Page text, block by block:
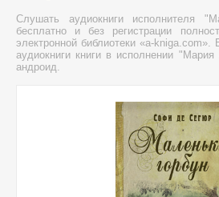
Слушать аудиокниги исполнителя
бесплатно и без регистрации
электронной библиотеки «a-
аудиокниги книги в исполнении
андроид.